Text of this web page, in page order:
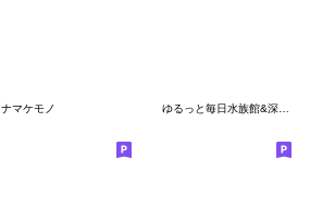
ナマケモノ ゆるっと毎日水族館&深海絵文字7